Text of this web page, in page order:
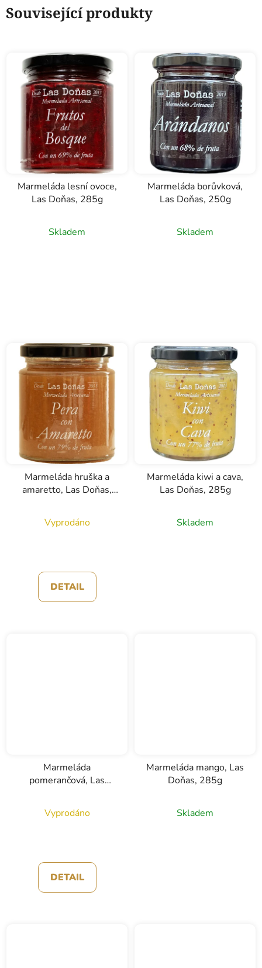
Související produkty
Marmeláda lesní ovoce,
Las Doňas, 285g
Skladem
Marmeláda borůvková,
Las Doňas, 250g
Skladem
Marmeláda hruška a
amaretto, Las Doňas,
Vyprodáno
DETAIL
Marmeláda kiwi a cava,
Las Doňas, 285g
Skladem
Marmeláda
pomerančová, Las
Vyprodáno
DETAIL
Marmeláda mango, Las
Doňas, 285g
Skladem